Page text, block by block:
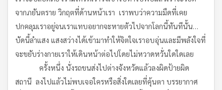
จากภยันตราย วิกฤตที่ด้านหน้าเรา เราพบว่าความมืดที่เคย
ปกคลุมเราอยู่จนเราแทบอยากจะหายตัวไปจากโลกนี้ทันทีนั้น…
บัดนี้ลำแสง แสงสว่างได้เข้ามาทำให้จิตใจเราอบอุ่นและมีพลังใจที่
จะขยับร่างกายเราให้เดินหน้าต่อไปโดยไม่หวาดหวั่นใดใดเลย
ครั้งหนึ่ง นั่งรถขนส่งไปต่างจังหวัดแล้วลงผิดป้ายผิด
สถานี ลงไปแล้วไม่พบเจอใครหรือสิ่งใดเลยที่คุ้นตา บรรยากาศ